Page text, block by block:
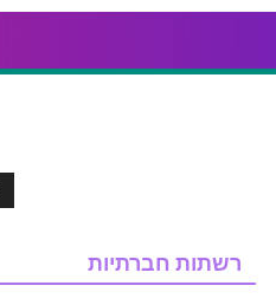
רשתות חברתיות